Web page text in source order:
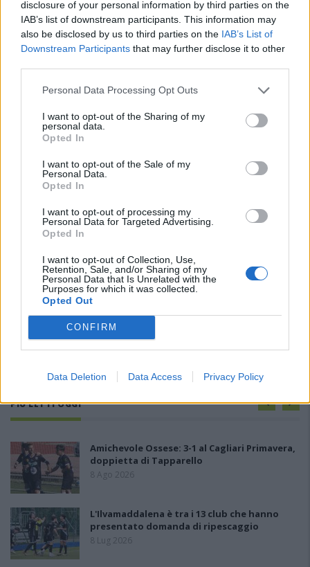
disclosure of your personal information by third parties on the
IAB’s list of downstream participants. This information may
also be disclosed by us to third parties on the IAB’s List of
Downstream Participants that may further disclose it to other
Personal Data Processing Opt Outs
I want to opt-out of the Sharing of my
personal data.
Opted In
I want to opt-out of the Sale of my
Personal Data.
Opted In
I want to opt-out of processing my
Personal Data for Targeted Advertising.
Opted In
I want to opt-out of Collection, Use,
Retention, Sale, and/or Sharing of my
Personal Data that Is Unrelated with the
Purposes for which it was collected.
Opted Out
CONFIRM
Data Deletion Data Access Privacy Policy
PIÙ LETTI OGGI
Amichevole Ossese: 3-1 al Cagliari Primavera,
doppietta di Tapparello
8 Ago 2026
L'Ilvamaddalena è tra i 13 club che hanno
presentato domanda di ripescaggio
8 Lug 2026